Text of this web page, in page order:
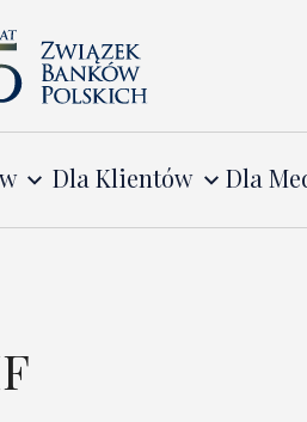
Dla Klientów Dla